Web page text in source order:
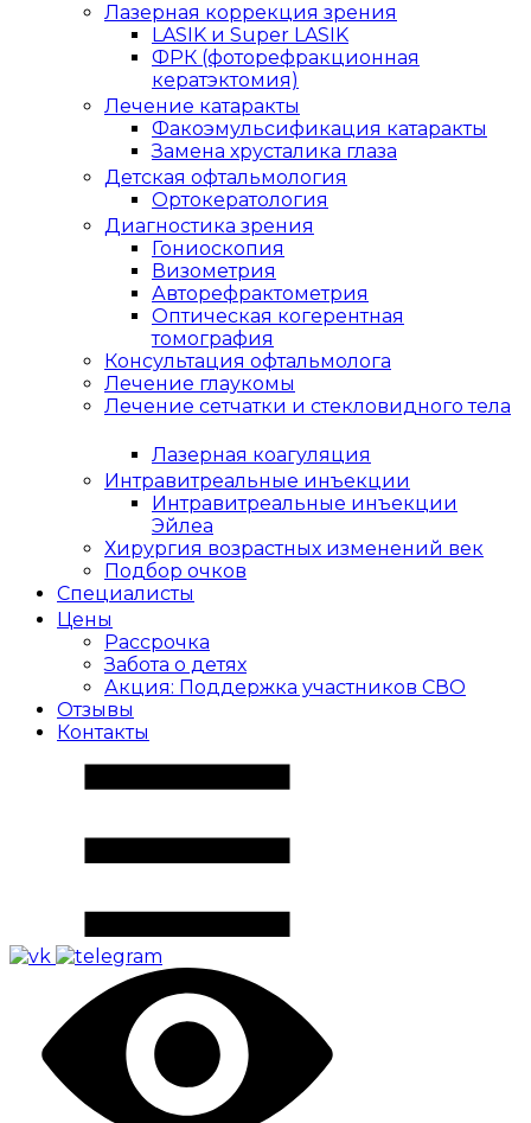
Лазерная коррекция зрения
LASIK и Super LASIK
ФРК (фоторефракционная
кератэктомия)
Лечение катаракты
Факоэмульсификация катаракты
Замена хрусталика глаза
Детская офтальмология
Ортокератология
Диагностика зрения
Гониоскопия
Визометрия
Авторефрактометрия
Оптическая когерентная
томография
Консультация офтальмолога
Лечение глаукомы
Лечение сетчатки и стекловидного тела
Лазерная коагуляция
Интравитреальные инъекции
Интравитреальные инъекции
Эйлеа
Хирургия возрастных изменений век
Подбор очков
Специалисты
Цены
Рассрочка
Забота о детях
Акция: Поддержка участников СВО
Отзывы
Контакты